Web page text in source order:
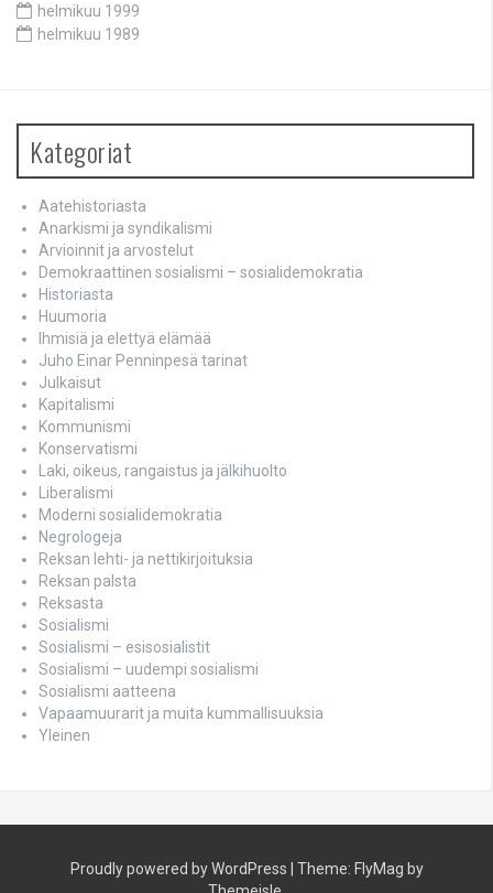
helmikuu 1999
helmikuu 1989
Kategoriat
Aatehistoriasta
Anarkismi ja syndikalismi
Arvioinnit ja arvostelut
Demokraattinen sosialismi – sosialidemokratia
Historiasta
Huumoria
Ihmisiä ja elettyä elämää
Juho Einar Penninpesä tarinat
Julkaisut
Kapitalismi
Kommunismi
Konservatismi
Laki, oikeus, rangaistus ja jälkihuolto
Liberalismi
Moderni sosialidemokratia
Negrologeja
Reksan lehti- ja nettikirjoituksia
Reksan palsta
Reksasta
Sosialismi
Sosialismi – esisosialistit
Sosialismi – uudempi sosialismi
Sosialismi aatteena
Vapaamuurarit ja muita kummallisuuksia
Yleinen
Proudly powered by WordPress Theme: FlyMag by